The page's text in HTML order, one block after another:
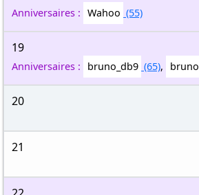
Anniversaires : Wahoo (55)
19
Anniversaires : bruno_db9 (65), bruno
20
21